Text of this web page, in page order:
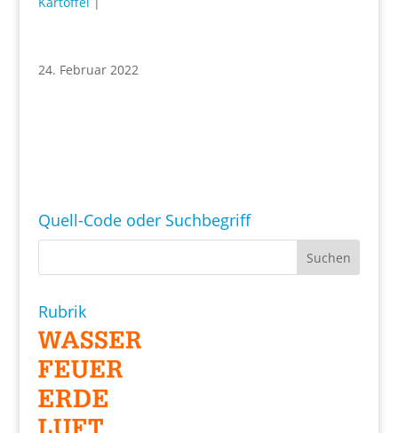
24. Februar 2022
Quell-Code oder Suchbegriff
Rubrik